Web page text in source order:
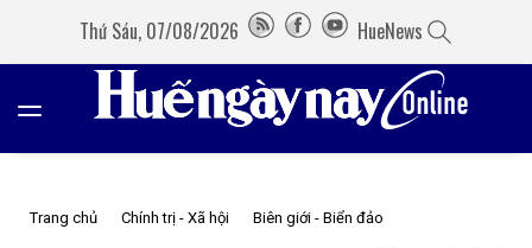
Thứ Sáu, 07/08/2026 HueNews
Trang chủ Chính trị - Xã hội Biên giới - Biển đảo